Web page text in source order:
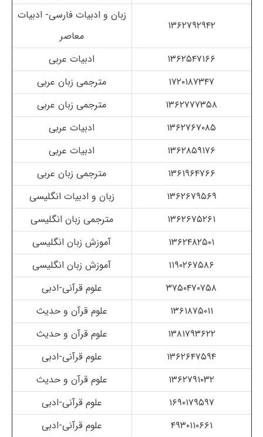
۱۳۶۲۷۹۲۹۴۲
زبان و ادبیات فارسی- ادبیات
معاصر
۱۳۶۲۵۴۷۱۶۶
ادبیات عربی
۱۷۲۰۱۸۷۳۴۷
مترجمی زبان عربی
۱۳۶۲۷۷۷۳۵۸
مترجمی زبان عربی
۱۳۶۲۷۶۷۰۸۵
ادبیات عربی
۱۳۶۲۸۵۹۱۷۶
ادبیات عربی
۱۳۶۱۹۶۴۷۶۶
مترجمی زبان عربی
۱۳۶۲۶۷۹۵۶۹
زبان و ادبیات انگلیسی
۱۳۶۲۶۷۵۲۶۱
مترجمی زبان انگلیسی
۱۳۶۲۴۸۲۵۰۱
آموزش زبان انگلیسی
۱۱۹۰۲۶۷۵۸۶
آموزش زبان انگلیسی
۳۷۵۰۴۷۰۷۵۸
علوم قرآنی-ادبی
۱۳۶۱۸۷۵۰۱۱
علوم قرآن و حدیث
۱۳۸۱۷۹۳۶۲۲
علوم قرآن و حدیث
۱۳۶۲۶۴۷۵۹۴
علوم قرآنی-ادبی
۱۳۶۲۷۹۱۰۳۲
علوم قرآن و حدیث
۱۶۹۰۱۷۹۵۹۷
علوم قرآنی-ادبی
۴۹۳۰۱۱۰۶۶۱
علوم قرآنی-ادبی